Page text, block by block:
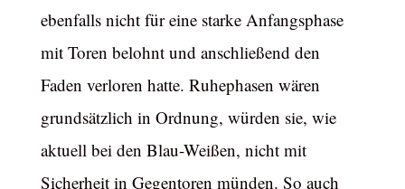
ebenfalls nicht für eine starke Anfangsphase
mit Toren belohnt und anschließend den
Faden verloren hatte. Ruhephasen wären
grundsätzlich in Ordnung, würden sie, wie
aktuell bei den Blau-Weißen, nicht mit
Sicherheit in Gegentoren münden. So auch